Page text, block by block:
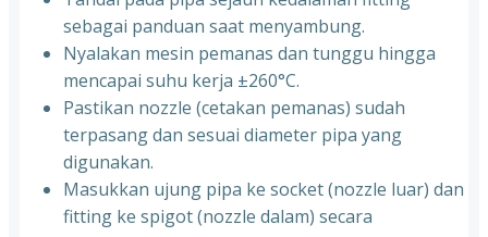
sebagai panduan saat menyambung.
Nyalakan mesin pemanas dan tunggu hingga
mencapai suhu kerja ±260°C.
Pastikan nozzle (cetakan pemanas) sudah
terpasang dan sesuai diameter pipa yang
digunakan.
Masukkan ujung pipa ke socket (nozzle luar) dan
fitting ke spigot (nozzle dalam) secara